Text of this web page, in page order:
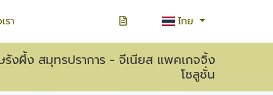
รา ไทย
รังผึ้ง สมุทรปราการ - จีเนียส แพคเกจจิ้ง
โซลูชั่น